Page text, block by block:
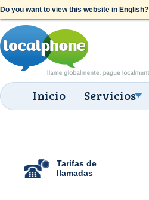
Do you want to view this website in English?
Inicio Servicios
Tarifas de
llamadas